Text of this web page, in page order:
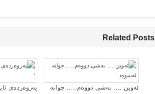
Related Posts
پەروەردەی
ئەوین …. بەشی دووەم….. جوانە